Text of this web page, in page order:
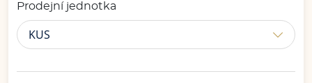
Prodejní jednotka
KUS